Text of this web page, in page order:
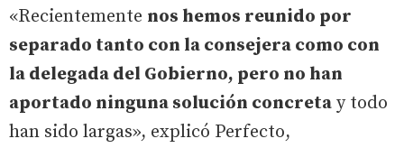
«Recientemente nos hemos reunido por
separado tanto con la consejera como con
la delegada del Gobierno, pero no han
aportado ninguna solución concreta y todo
han sido largas», explicó Perfecto,